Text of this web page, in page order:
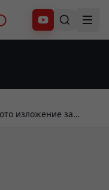
Абонирай се
изложение за